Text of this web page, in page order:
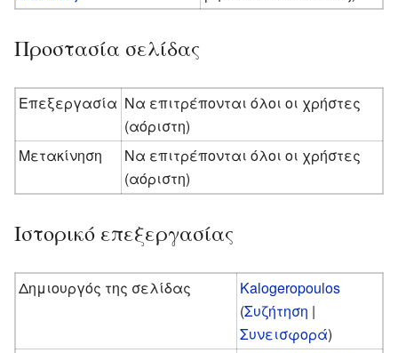
Προστασία σελίδας
Επεξεργασία Να επιτρέπονται όλοι οι χρήστες
(αόριστη)
Μετακίνηση
Να επιτρέπονται όλοι οι χρήστες
(αόριστη)
Ιστορικό επεξεργασίας
Δημιουργός της σελίδας
Kalogeropoulos
(Συζήτηση |
Συνεισφορά)